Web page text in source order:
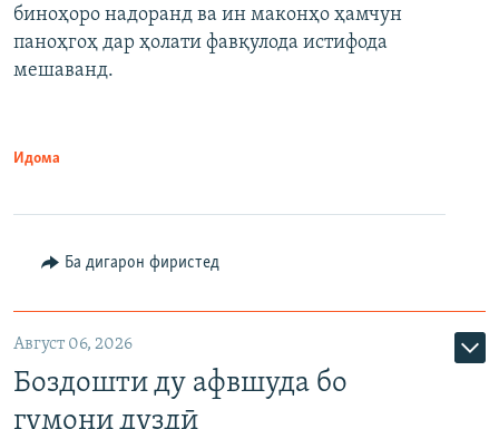
биноҳоро надоранд ва ин маконҳо ҳамчун
паноҳгоҳ дар ҳолати фавқулода истифода
мешаванд.
Идома
Ба дигарон фиристед
Август 06, 2026
Боздошти ду афвшуда бо
гумони дуздӣ